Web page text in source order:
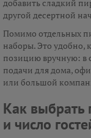
добавить сладкий
другой десертной
Помимо отдельных
наборы. Это удобно,
позицию вручную: в
подачи для дома,
или большой
Как выбрать
и число